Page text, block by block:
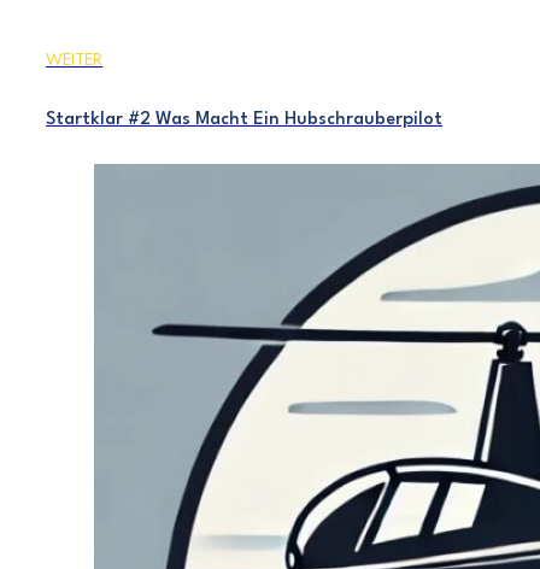
WEITER
Startklar #2 Was Macht Ein Hubschrauberpilot